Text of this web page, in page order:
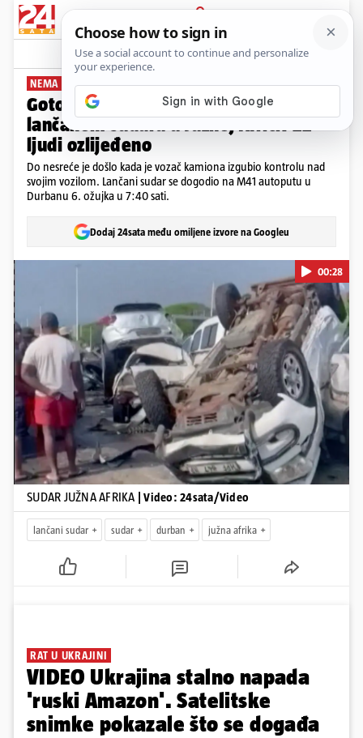
PRIJAVA
News Komentari
NEMA POGINULIH
Gotovo 40 vozila sudjelovalo u
lančanom sudaru u Južnoj Africi: 22
ljudi ozlijeđeno
Do nesreće je došlo kada je vozač kamiona izgubio kontrolu nad
svojim vozilom. Lančani sudar se dogodio na M41 autoputu u
Durbanu 6. ožujka u 7:40 sati.
Dodaj 24sata među omiljene izvore na Googleu
Pokretanje videa...
00:28
SUDAR JUŽNA AFRIKA | Video: 24sata/Video
lančani sudar sudar durban južna afrika
RAT U UKRAJINI
VIDEO Ukrajina stalno napada
'ruski Amazon'. Satelitske
snimke pokazale što se događa